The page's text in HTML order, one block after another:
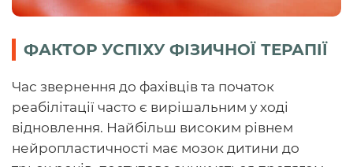
ФАКТОР УСПІХУ ФІЗИЧНОЇ ТЕРАПІЇ
Час звернення до фахівців та початок
реабілітації часто є вирішальним у ході
відновлення. Найбільш високим рівнем
нейропластичності має мозок дитини до